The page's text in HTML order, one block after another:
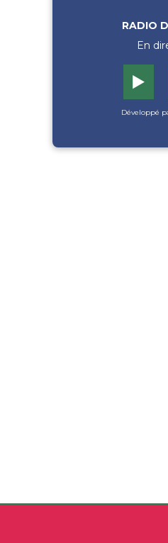
RADIO
En
▶️
Développé